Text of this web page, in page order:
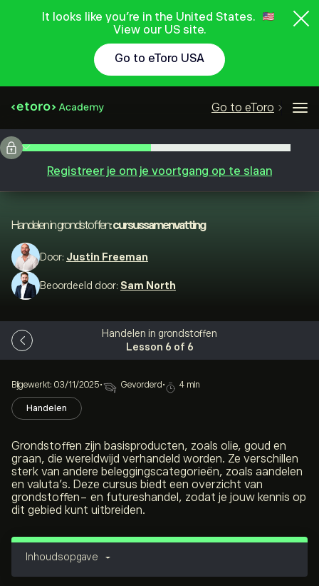
It looks like you're in the United States.
View our US site.
Go to eToro USA
Go to eToro
Registreer je om je voortgang op te slaan
Handelen in grondstoffen:cursussamenvatting
Door: Justin Freeman
Beoordeeld door: Sam North
Handelen in grondstoffen
Lesson 6 of 6
Bijgewerkt: 03/11/2025• Gevorderd • 4 min
Handelen
Grondstoffen zijn basisproducten, zoals olie, goud en
graan, die wereldwijd verhandeld worden. Ze verschillen
sterk van andere beleggingscategorieën, zoals aandelen
en valuta’s. Deze cursus biedt een overzicht van
grondstoffen- en futureshandel, zodat je jouw kennis op
dit gebied kunt uitbreiden.
Inhoudsopgave